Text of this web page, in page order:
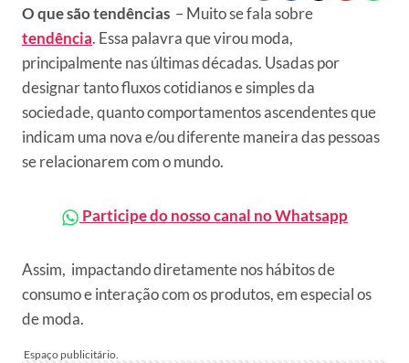
O que são tendências – Muito se fala sobre
tendência. Essa palavra que virou moda,
principalmente nas últimas décadas. Usadas por
designar tanto fluxos cotidianos e simples da
sociedade, quanto comportamentos ascendentes que
indicam uma nova e/ou diferente maneira das pessoas
se relacionarem com o mundo.
Participe do nosso canal no Whatsapp
Assim, impactando diretamente nos hábitos de
consumo e interação com os produtos, em especial os
de moda.